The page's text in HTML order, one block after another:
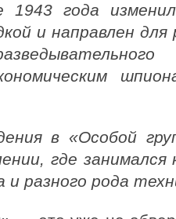
года
и направлен
в «Особой
где занимался
разного рода